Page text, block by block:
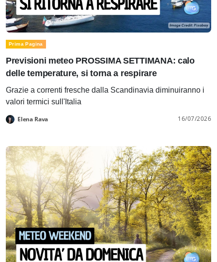
Prima Pagina
Previsioni meteo PROSSIMA SETTIMANA: calo
delle temperature, si torna a respirare
Grazie a correnti fresche dalla Scandinavia diminuiranno i
valori termici sull'Italia
Elena Rava 16/07/2026